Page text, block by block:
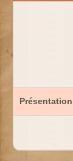
Présentation